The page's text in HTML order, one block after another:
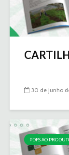
30 de junho
PDFS AO